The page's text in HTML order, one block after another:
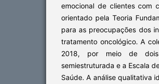
emocional de clientes com
orientado pela Teoria
para as preocupações dos
tratamento oncológico. A
2018, por meio de dois
semiestruturada e a Escala
Saúde. A análise qualitativa